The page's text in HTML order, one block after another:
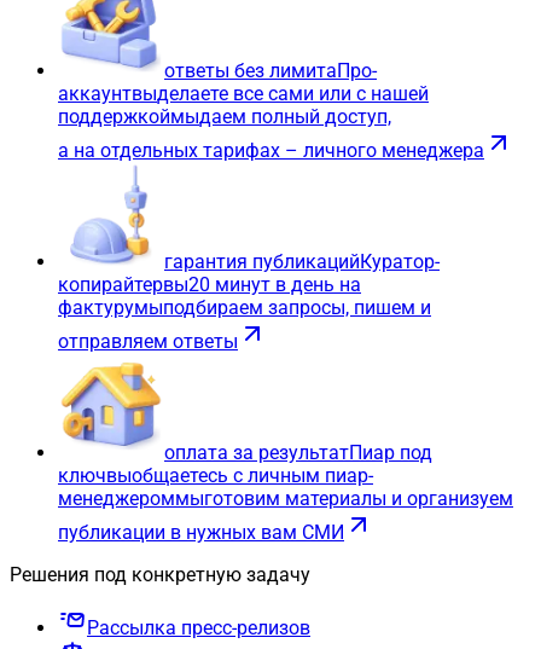
ответы без лимитаПро-
аккаунтвыделаете все сами или с нашей
поддержкоймыдаем полный доступ,
а на отдельных тарифах – личного менеджера
гарантия публикацийКуратор-
копирайтервы20 минут в день на
фактурумыподбираем запросы, пишем и
отправляем ответы
оплата за результатПиар под
ключвыобщаетесь с личным пиар-
менеджероммыготовим материалы и организуем
публикации в нужных вам СМИ
Решения под конкретную задачу
Рассылка пресс-релизов